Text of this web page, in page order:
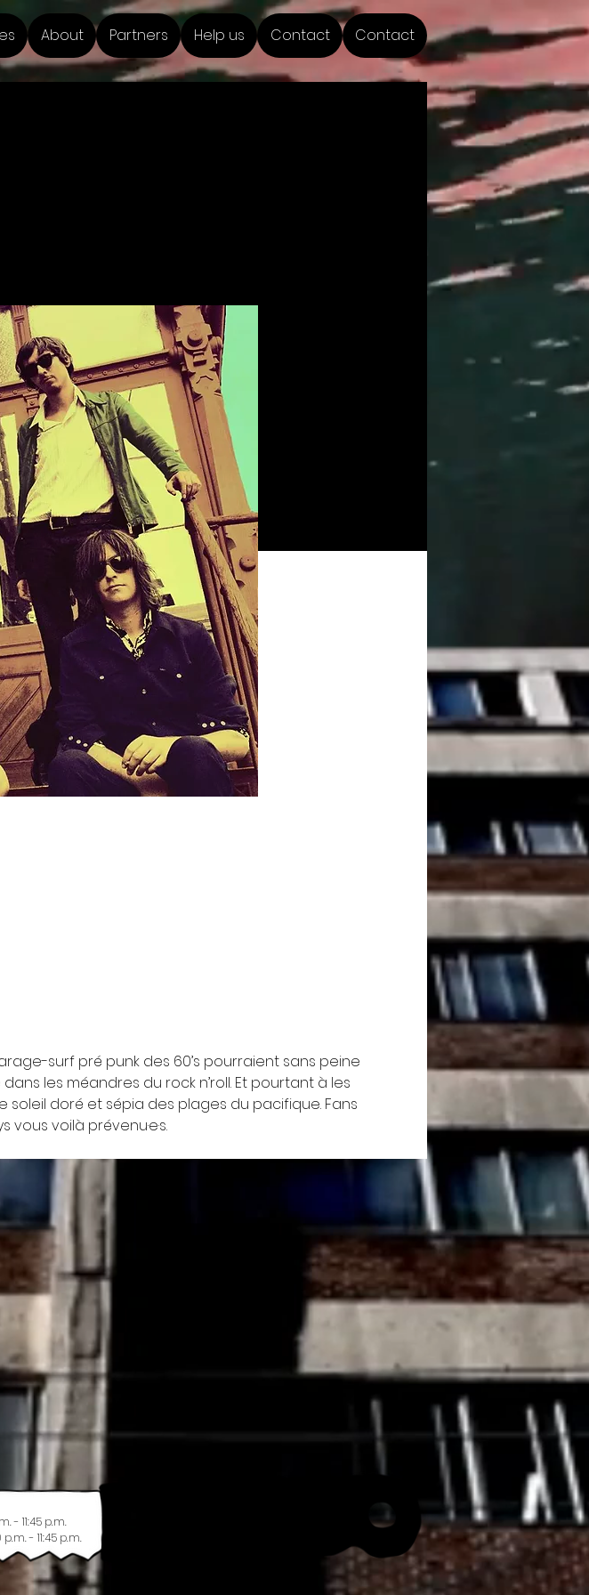
About Partners Help us Contact Contact
surf pré punk des 60’s pourraient sans peine
les méandres du rock n’roll. Et pourtant à les
doré et sépia des plages du pacifique. Fans
voilà prévenu·e·s.
- 11:45 p.m.
- 11:45 p.m.